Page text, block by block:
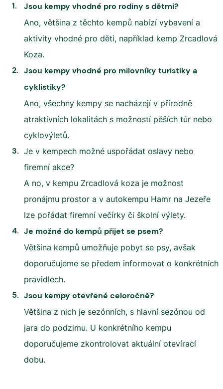
Jsou kempy vhodné pro rodiny s dětmi?
Ano, většina z těchto kempů nabízí vybavení a
aktivity vhodné pro děti, například kemp Zrcadlová
Koza.
Jsou kempy vhodné pro milovníky turistiky a
cyklistiky?
Ano, všechny kempy se nacházejí v přírodně
atraktivních lokalitách s možností pěších túr nebo
cyklovýletů.
Je v kempech možné uspořádat oslavy nebo
firemní akce?
A no, v kempu Zrcadlová koza je možnost
pronájmu prostor a v autokempu Hamr na Jezeře
lze pořádat firemní večírky či školní výlety.
Je možné do kempů přijet se psem?
Většina kempů umožňuje pobyt se psy, avšak
doporučujeme se předem informovat o konkrétních
pravidlech.
Jsou kempy otevřené celoročně?
Většina z nich je sezónních, s hlavní sezónou od
jara do podzimu. U konkrétního kempu
doporučujeme zkontrolovat aktuální otevírací
dobu.